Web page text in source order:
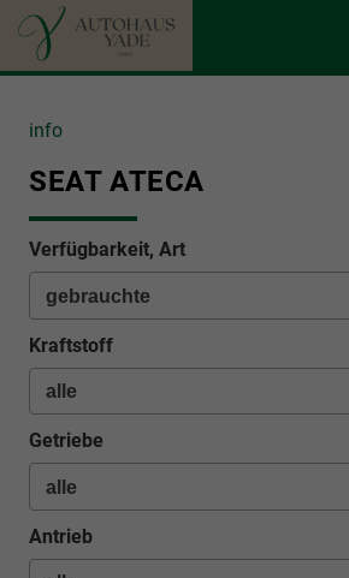
info
SEAT ATECA
Verfügbarkeit, Art
Kraftstoff
Getriebe
Antrieb